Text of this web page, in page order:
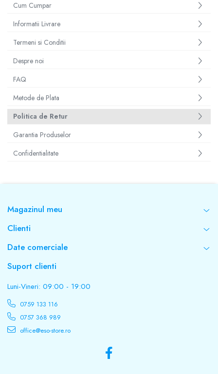
Cum Cumpar
Informatii Livrare
Termeni si Conditii
Despre noi
FAQ
Metode de Plata
Politica de Retur
Garantia Produselor
Confidentialitate
Magazinul meu
Clienti
Date comerciale
Suport clienti
Luni-Vineri: 09:00 - 19:00
0759 133 116
0757 368 989
office@eso-store.ro